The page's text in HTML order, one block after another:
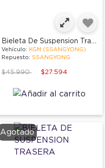
Bieleta De Suspension Trasera
Vehículo: KGM (SSANGYONG)
Repuesto: SSANGYONG
Price reduced from
$45.990to $27.594
Agotado